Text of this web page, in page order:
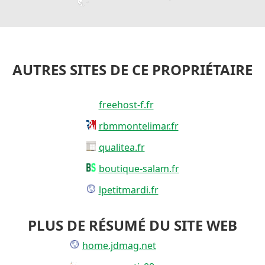
AUTRES SITES DE CE PROPRIÉTAIRE
freehost-f.fr
rbmmontelimar.fr
qualitea.fr
boutique-salam.fr
lpetitmardi.fr
PLUS DE RÉSUMÉ DU SITE WEB
home.jdmag.net